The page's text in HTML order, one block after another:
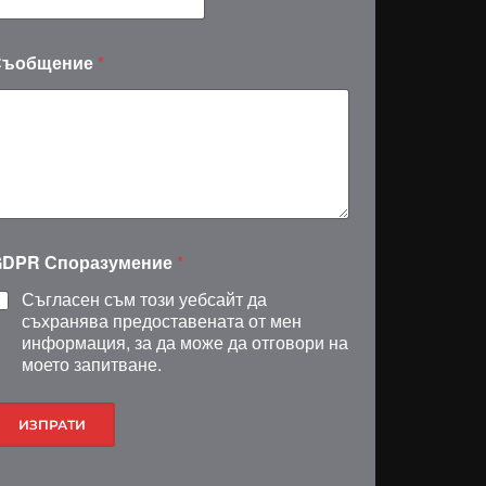
*
Споразумение *
Съгласен съм този уебсайт да
съхранява предоставената от мен
информация, за да може да отговори на
моето запитване.
ИЗПРАТИ